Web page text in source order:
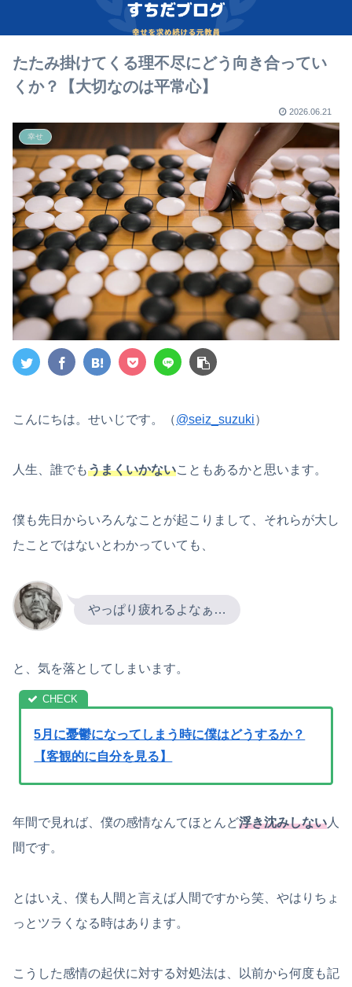
たたみ掛けてくる理不尽にどう向き合ってい
くか？【大切なのは平常心】
2026.06.21
幸せ
こんにちは。せいじです。（@seiz_suzuki）
人生、誰でもうまくいかないこともあるかと思います。
僕も先日からいろんなことが起こりまして、それらが大し
たことではないとわかっていても、
やっぱり疲れるよなぁ…
と、気を落としてしまいます。
5月に憂鬱になってしまう時に僕はどうするか？
【客観的に自分を見る】
年間で見れば、僕の感情なんてほとんど浮き沈みしない 人
間です。
とはいえ、僕も人間と言えば人間ですから笑、やはりちょ
っとツラくなる時はあります。
こうした感情の起伏に対する対処法は、以前から何度も記